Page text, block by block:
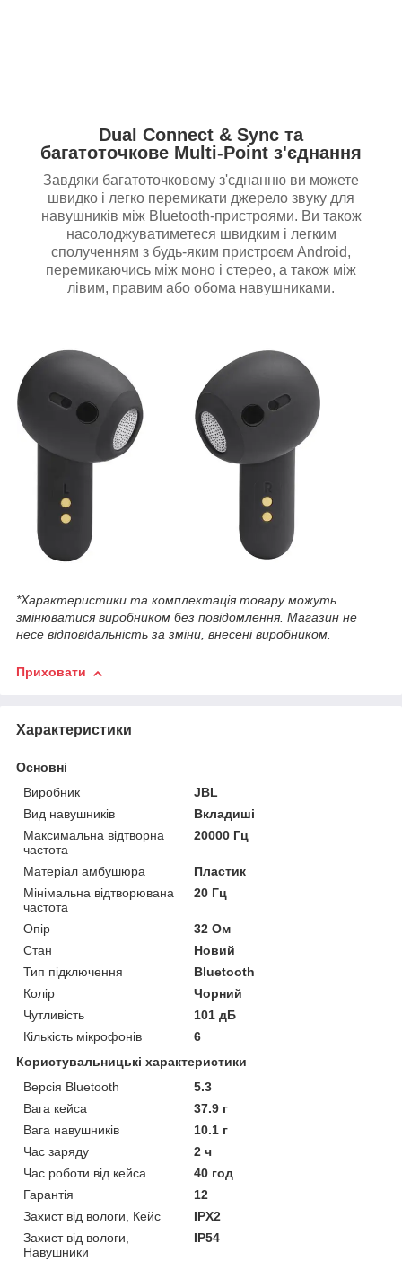
Dual Connect & Sync та
багатоточкове Multi-Point з'єднання
Завдяки багатоточковому з'єднанню ви можете
швидко і легко перемикати джерело звуку для
навушників між Bluetooth-пристроями. Ви також
насолоджуватиметеся швидким і легким
сполученням з будь-яким пристроєм Android,
перемикаючись між моно і стерео, а також між
лівим, правим або обома навушниками.
*Характеристики та комплектація товару можуть
змінюватися виробником без повідомлення. Магазин не
несе відповідальність за зміни, внесені виробником.
Приховати
Характеристики
Основні
Виробник
JBL
Вид навушників
Вкладиші
Максимальна відтворна
частота
20000 Гц
Матеріал амбушюра
Пластик
Мінімальна відтворювана
частота
20 Гц
Опір
32 Ом
Стан
Новий
Тип підключення
Bluetooth
Колір
Чорний
Чутливість
101 дБ
Кількість мікрофонів
6
Користувальницькі характеристики
Версія Bluetooth
5.3
Вага кейса
37.9 г
Вага навушників
10.1 г
Час заряду
2 ч
Час роботи від кейса
40 год
Гарантія
12
Захист від вологи, Кейс
IPX2
Захист від вологи,
Навушники
IP54